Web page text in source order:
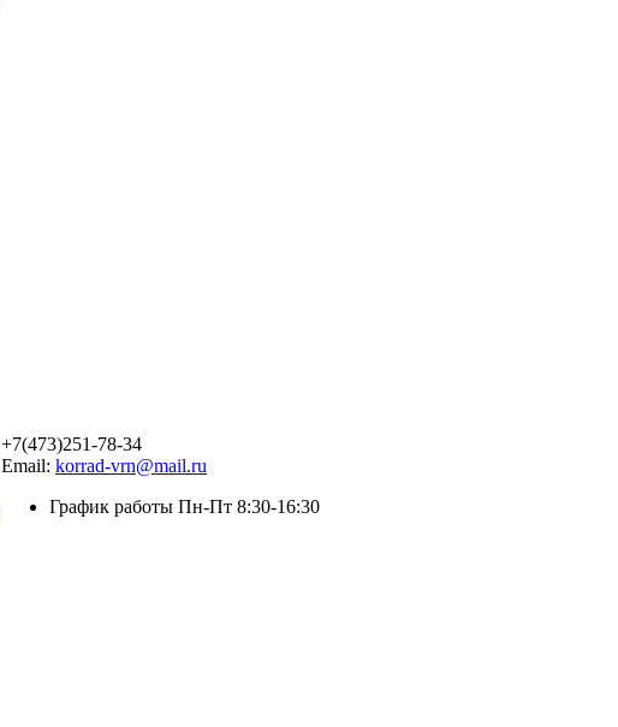
+7(473)251-78-34
Email: korrad-vrn@mail.ru
График работы Пн-Пт 8:30-16:30